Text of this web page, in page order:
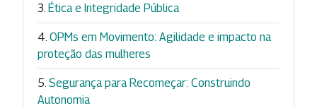
Ética e Integridade Pública
OPMs em Movimento: Agilidade e impacto na
proteção das mulheres
Segurança para Recomeçar: Construindo
Autonomia